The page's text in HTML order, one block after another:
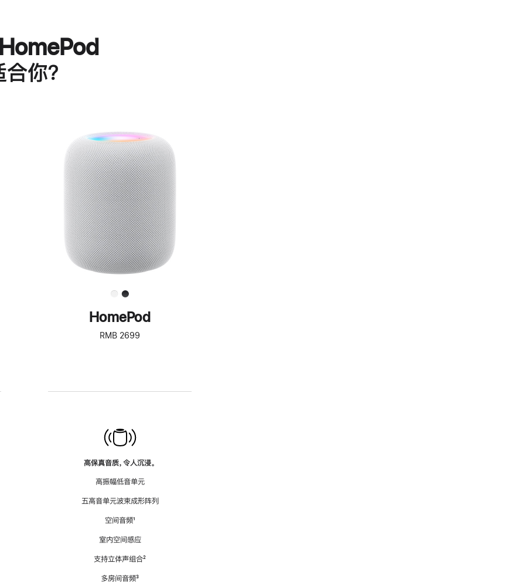
你？
进
一
步
了
解
HomePod<
HomePod
RMB 2699
高保真音质，令人沉浸。
高振幅低音单元
五高音单元波束成形阵列
空间音频脚
¹
室内空间感应
支持立体声组合脚
²
多房间音频脚
³